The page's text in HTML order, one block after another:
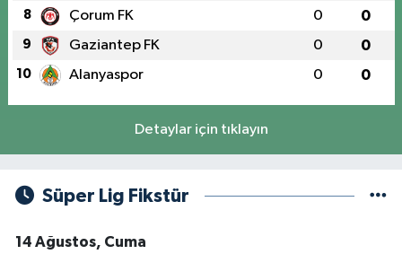
8 Çorum FK 0 0
9 Gaziantep FK 0 0
10 Alanyaspor 0 0
Detaylar için tıklayın
Süper Lig Fikstür
14 Ağustos, Cuma